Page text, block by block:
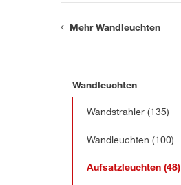
Mehr Wandleuchten
Wandleuchten
Wandstrahler (135)
Wandleuchten (100)
Aufsatzleuchten (48)